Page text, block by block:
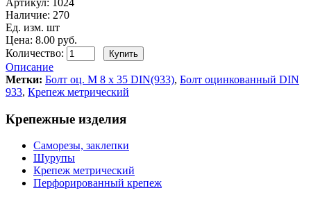
Наличие: 270
Ед. изм. шт
Цена: 8.00 руб.
Количество:
Описание
Метки: Болт оц. М 8 х 35 DIN(933), Болт оцинкованный DIN
933, Крепеж метрический
Крепежные изделия
Саморезы, заклепки
Шурупы
Крепеж метрический
Перфорированный крепеж